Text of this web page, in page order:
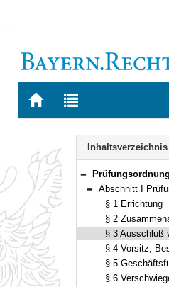
Zur
BAYERN.RECHT
Zur
letzten
Inhaltsverzeichnis
Bereich reduzieren
Prüfungsordnung zur Durchführung von Abschlussprüfungen im Ausbildungsberuf
Bereich reduzieren
Abschnitt I
§ 1 Errichtung
§ 2
§ 3 Ausschluß von
§ 4 Vorsitz,
§ 5
§ 6